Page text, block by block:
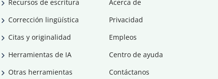
Recursos de escritura
Corrección lingüística
Citas y originalidad
Herramientas de IA
Otras herramientas
Acerca de
Privacidad
Empleos
Centro de ayuda
Contáctanos